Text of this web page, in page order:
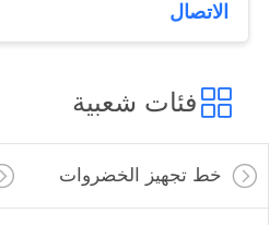
الاتصال
فئات شعبية
خط تجهيز الخضروات